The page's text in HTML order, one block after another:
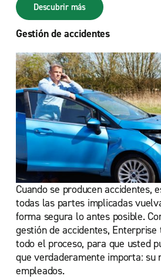
Descubrir más
Gestión de accidentes
Cuando se producen accidentes,
todas las partes implicadas
forma segura lo antes posible.
gestión de accidentes,
todo el proceso, para que usted
que verdaderamente importa: su
empleados.